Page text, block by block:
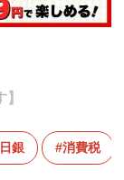
日銀 消費税